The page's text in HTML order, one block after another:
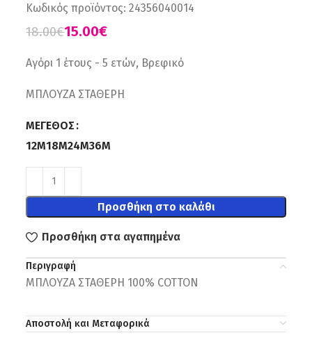
Κωδικός προϊόντος:24356040014
18.00€15.00€
Αγόρι 1 έτους - 5 ετών, Βρεφικό
ΜΠΛΟΥΖΑ ΣΤΑΘΕΡΗ
ΜΈΓΕΘΟΣ
12M18M24M36Μ
Προσθήκη στο καλάθι
Προσθήκη στα αγαπημένα
Περιγραφή
ΜΠΛΟΥΖΑ ΣΤΑΘΕΡΗ 100% COTTON
Αποστολή και Μεταφορικά